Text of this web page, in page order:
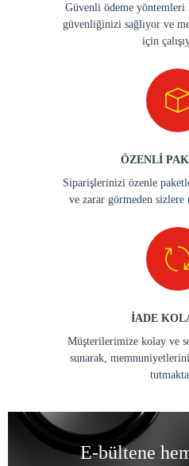
Güvenli ödeme yöntemleri
güvenliğinizi sağlıyor ve
için
ÖZENLİ
Siparişlerinizi özenle
ve zarar görmeden sizlere
İADE
Müşterilerimize kolay ve
sunarak,
E-bültene